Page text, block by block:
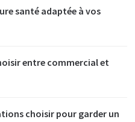
santé adaptée à vos
entre commercial et
choisir pour garder un